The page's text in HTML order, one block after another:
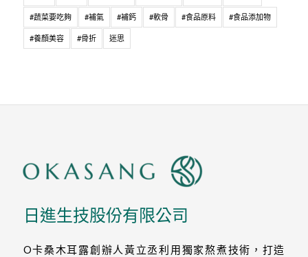
#蔬菜要吃夠 #補氣 #補鈣 #軟骨 #食品原料 #食品添加物
#養顏美容 #骨折 迷思
日進生技股份有限公司
O卡桑木耳露創辦人黃立丞利用獨家熬煮技術，打造